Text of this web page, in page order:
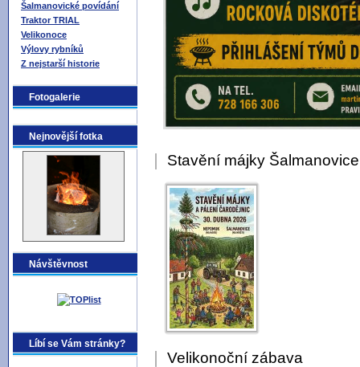
Šalmanovické povídání
Traktor TRIAL
Velikonoce
Výlovy rybníků
Z nejstarší historie
Fotogalerie
Nejnovější fotka
Návštěvnost
Líbí se Vám stránky?
Stavění májky
Velikonoční zábava